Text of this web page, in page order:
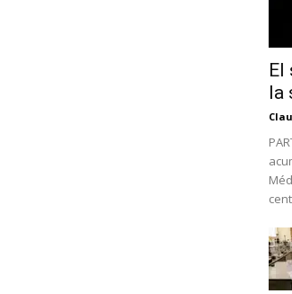
No te pierdas de
El
la